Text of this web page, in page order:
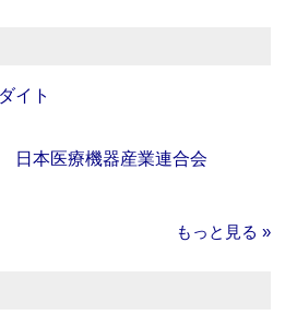
イト
日本医療機器産業連合会
もっと見る »